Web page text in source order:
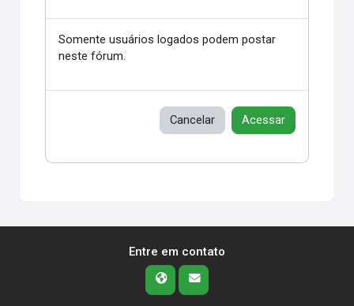
Somente usuários logados podem postar
neste fórum.
Cancelar Acessar
Entre em contato